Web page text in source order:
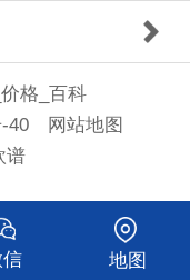
格_百科
40
网站地图
谱
地图